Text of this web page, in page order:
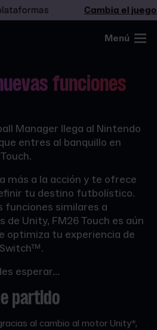
Cambia el juego -
Menú
funciones
Manager llega al Nintendo
entres al banquillo en
más a la acción y te ofrece
tu destino futbolístico.
funciones similares a
Unity, FM26 Touch es aún
optimiza tu experiencia de
esperar...
partido
al cambio al motor Unity*,